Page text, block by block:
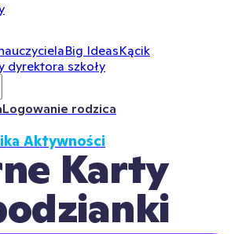
Big IdeasKącik
dyrektora szkoły
Logowanie rodzica
Karty
Aktywności